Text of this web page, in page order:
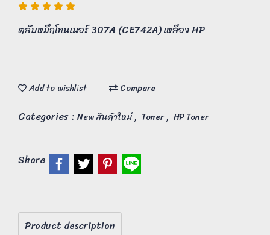
ตลับหมึกโทนเนอร์ 307A (CE742A) เหลือง HP
Add to wishlist Compare
Categories : New สินค้าใหม่, Toner, HP Toner
Share
Product description